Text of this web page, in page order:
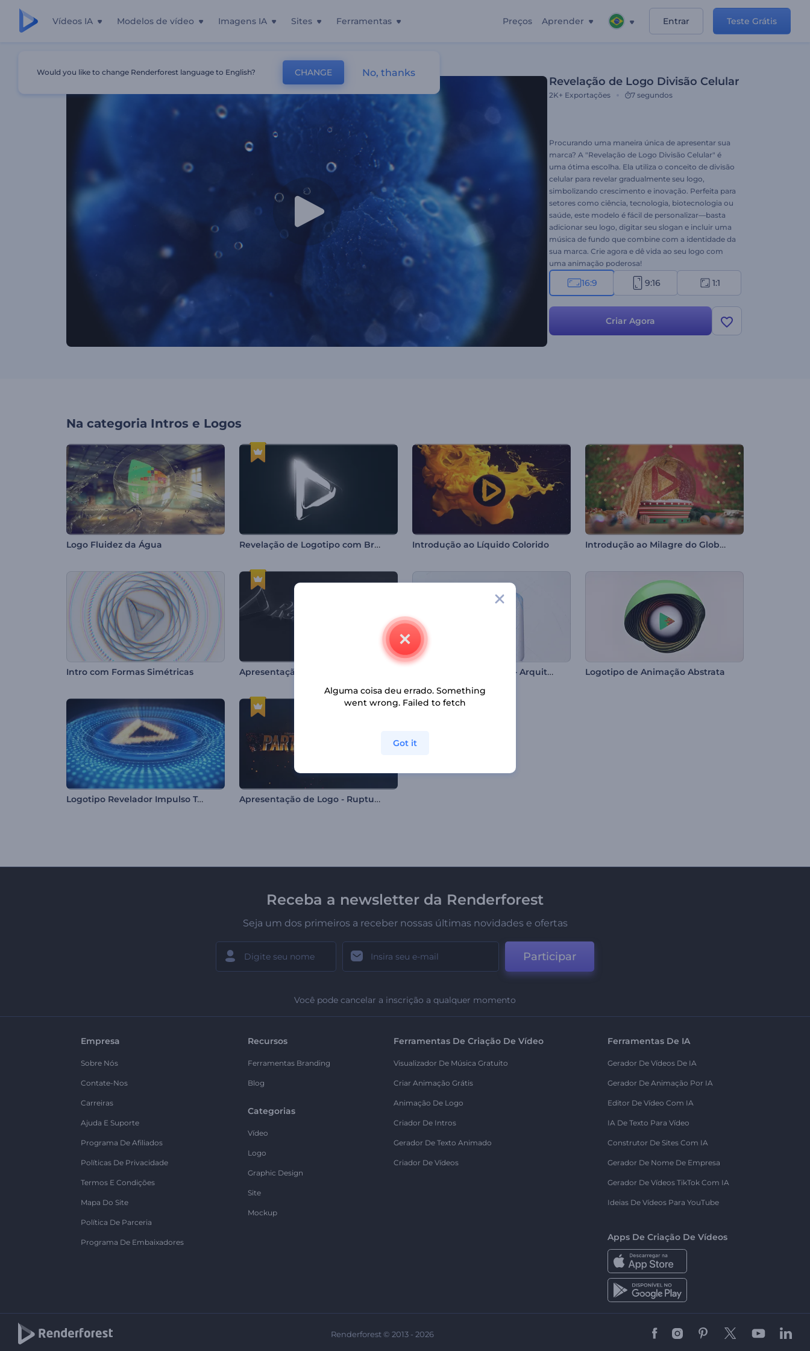
Vídeos IA Modelos de vídeo Imagens IA Sites Ferramentas Preços Aprender Entrar Teste Grátis
Revelação de Logo Divisão Celular
2K+ Exportações 7 segundos
Procurando uma maneira única de apresentar sua
marca? A "Revelação de Logo Divisão Celular" é
uma ótima escolha. Ela utiliza o conceito de divisão
celular para revelar gradualmente seu logo,
simbolizando crescimento e inovação. Perfeita para
setores como ciência, tecnologia, biotecnologia ou
saúde, este modelo é fácil de personalizar—basta
adicionar seu logo, digitar seu slogan e incluir uma
música de fundo que combine com a identidade da
sua marca. Crie agora e dê vida ao seu logo com
uma animação poderosa!
16:9 9:16 1:1
Criar Agora
Na categoria Intros e Logos
Logo Fluidez da Água Revelação de Logotipo com Brilho Cinematográfico Introdução ao Líquido Colorido Introdução ao Milagre do Globo de Neve
Intro com Formas Simétricas Apresentação de Logo - Arquitetônico Logotipo de Animação Abstrata
Logotipo Revelador Impulso Tech Apresentação de Logo - Ruptura de Partículas
Receba a newsletter da Renderforest
Seja um dos primeiros a receber nossas últimas novidades e ofertas
Participar
Você pode cancelar a inscrição a qualquer momento
Empresa
Sobre Nós
Contate-Nos
Carreiras
Ajuda E Suporte
Programa De Afiliados
Políticas De Privacidade
Termos E Condições
Mapa Do Site
Política De Parceria
Programa De Embaixadores
Recursos
Ferramentas Branding
Blog
Categorias
Vídeo
Logo
Graphic Design
Site
Mockup
Ferramentas De Criação De Vídeo
Visualizador De Música Gratuito
Criar Animação Grátis
Animação De Logo
Criador De Intros
Gerador De Texto Animado
Criador De Vídeos
Ferramentas De IA
Gerador De Vídeos De IA
Gerador De Animação Por IA
Editor De Vídeo Com IA
IA De Texto Para Vídeo
Construtor De Sites Com IA
Gerador De Nome De Empresa
Gerador De Vídeos TikTok Com IA
Ideias De Vídeos Para YouTube
Apps De Criação De Vídeos
Renderforest © 2013 - 2026
Would you like to change Renderforest language to English? CHANGE No, thanks
Alguma coisa deu errado. Something
went wrong. Failed to fetch
Got it